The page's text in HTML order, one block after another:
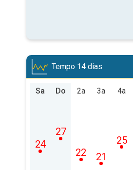
Tempo 14 dias
Sa
24
Do
27
2a
22
3a
21
4a
25